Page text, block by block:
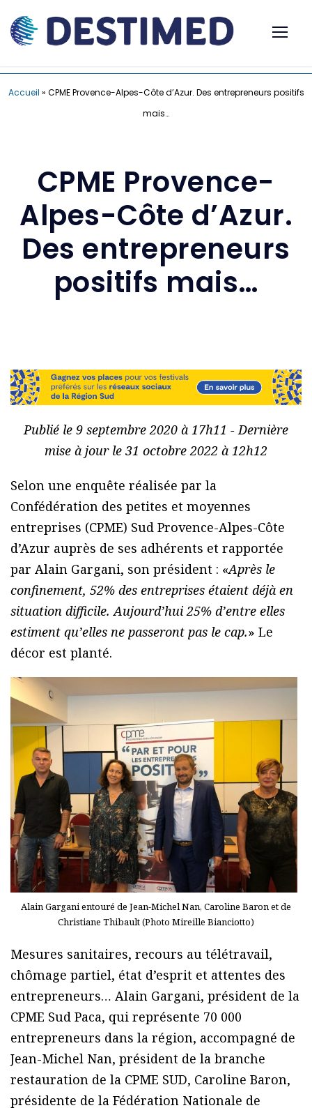
Accueil » CPME Provence-Alpes-Côte d’Azur. Des entrepreneurs positifs
mais…
CPME Provence-
Alpes-Côte d’Azur.
Des entrepreneurs
positifs mais…
Publié le 9 septembre 2020 à 17h11 - Dernière
mise à jour le 31 octobre 2022 à 12h12
Selon une enquête réalisée par la
Confédération des petites et moyennes
entreprises (CPME) Sud Provence-Alpes-Côte
d’Azur auprès de ses adhérents et rapportée
par Alain Gargani, son président : «Après le
confinement, 52% des entreprises étaient déjà en
situation difficile. Aujourd’hui 25% d’entre elles
estiment qu’elles ne passeront pas le cap.» Le
décor est planté.
Alain Gargani entouré de Jean-Michel Nan, Caroline Baron et de
Christiane Thibault (Photo Mireille Bianciotto)
Mesures sanitaires, recours au télétravail,
chômage partiel, état d’esprit et attentes des
entrepreneurs… Alain Gargani, président de la
CPME Sud Paca, qui représente 70 000
entrepreneurs dans la région, accompagné de
Jean-Michel Nan, président de la branche
restauration de la CPME SUD, Caroline Baron,
présidente de la Fédération Nationale de